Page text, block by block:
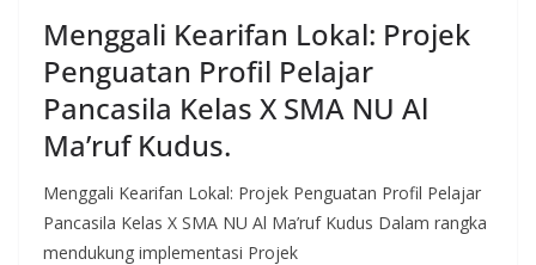
Menggali Kearifan Lokal: Projek
Penguatan Profil Pelajar
Pancasila Kelas X SMA NU Al
Ma’ruf Kudus.
Menggali Kearifan Lokal: Projek Penguatan Profil Pelajar
Pancasila Kelas X SMA NU Al Ma’ruf Kudus Dalam rangka
mendukung implementasi Projek